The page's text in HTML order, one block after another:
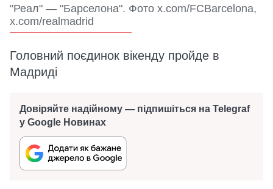
"Реал" — "Барселона". Фото x.com/FCBarcelona,
x.com/realmadrid
Головний поєдинок вікенду пройде в
Мадриді
Довіряйте надійному — підпишіться на Telegraf
у Google Новинах